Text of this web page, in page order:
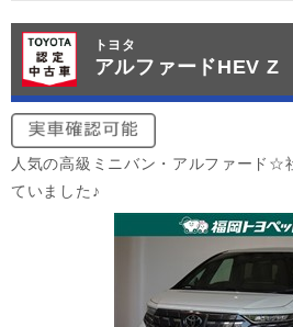
トヨタ
アルファードHEV Z
人気の高級ミニバン・アルファード☆
ていました♪